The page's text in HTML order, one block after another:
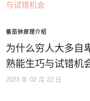
番茄钟原理介绍
为什么穷人大多自
熟能生巧与试错机
2023 年 02 月 22 日